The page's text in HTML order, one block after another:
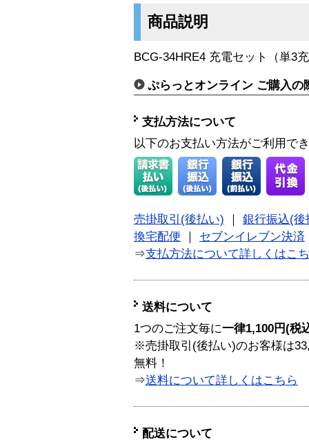
商品説明
BCG-34HRE4 充電セット（単3
ぷらっとオンライン ご購入の
支払方法について
以下のお支払い方法がご利用で
売掛取引(後払い)
銀行振込(後
換宅配便
セブンイレブン決済
⇒支払方法について詳しくはこ
送料について
1つのご注文毎に一律1,100円(税
※売掛取引(後払い)のお客様は
無料！
⇒送料について詳しくはこちら
配送について